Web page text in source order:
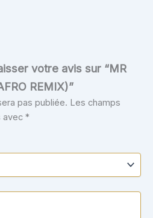
votre avis sur “MR
REMIX)”
pas publiée. Les champs
avec *